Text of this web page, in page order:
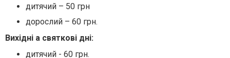
дитячий – 50 грн
дорослий – 60 грн.
Вихідні а святкові дні:
дитячий - 60 грн.